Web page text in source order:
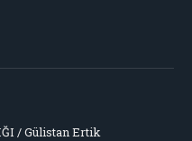
/ Gülistan Ertik